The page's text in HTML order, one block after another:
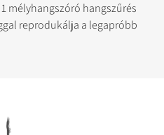
mélyhangszóró hangszűrés
reprodukálja a legapróbb